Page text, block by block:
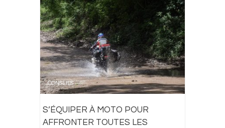
CONSEILS
S’ÉQUIPER À MOTO POUR
AFFRONTER TOUTES LES